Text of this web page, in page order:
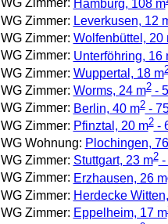
WG Zimmer: Hamburg, 108 m
WG Zimmer: Leverkusen, 12
WG Zimmer: Wolfenbüttel, 20
WG Zimmer: Unterföhring, 16
WG Zimmer: Wuppertal, 18 m
WG Zimmer: Worms, 24 m2-
WG Zimmer: Berlin, 40 m2-
WG Zimmer: Pfinztal, 20 m2-
WG Wohnung: Plochingen,
WG Zimmer: Stuttgart, 23 m2-
WG Zimmer: Erzhausen, 26 m
WG Zimmer: Herdecke
WG Zimmer: Eppelheim, 17 m